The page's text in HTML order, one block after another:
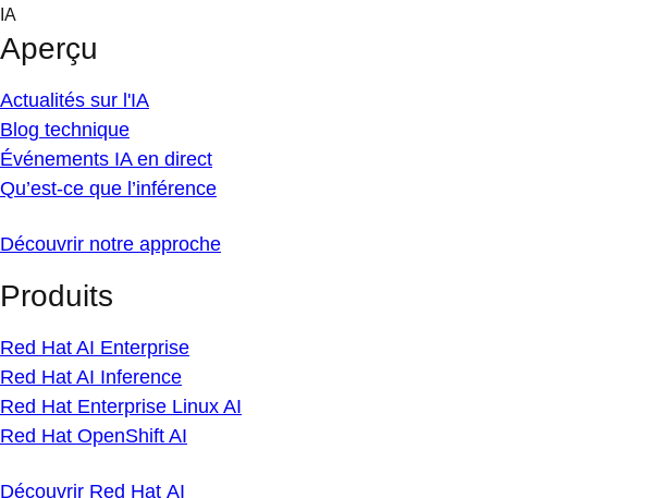
Skip
content
IA
Aperçu
Actualités sur l'IA
Blog technique
Événements IA en direct
Qu’est-ce que l’inférence
Découvrir notre approche
Produits
Red Hat AI Enterprise
Red Hat AI Inference
Red Hat Enterprise Linux AI
Red Hat OpenShift AI
Découvrir Red Hat AI